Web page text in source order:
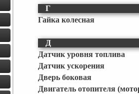
Г
Гайка колесная
Д
Датчик уровня топлива
Датчик ускорения
Дверь боковая
Двигатель отопителя